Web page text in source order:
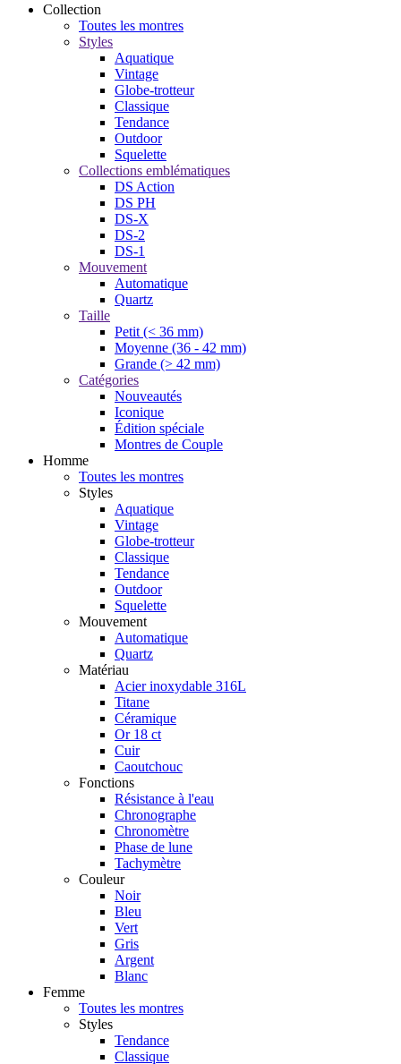
Collection
Toutes les montres
Styles
Aquatique
Vintage
Globe-trotteur
Classique
Tendance
Outdoor
Squelette
Collections emblématiques
DS Action
DS PH
DS-X
DS-2
DS-1
Mouvement
Automatique
Quartz
Taille
Petit (< 36 mm)
Moyenne (36 - 42 mm)
Grande (> 42 mm)
Catégories
Nouveautés
Iconique
Édition spéciale
Montres de Couple
Homme
Toutes les montres
Styles
Aquatique
Vintage
Globe-trotteur
Classique
Tendance
Outdoor
Squelette
Mouvement
Automatique
Quartz
Matériau
Acier inoxydable 316L
Titane
Céramique
Or 18 ct
Cuir
Caoutchouc
Fonctions
Résistance à l'eau
Chronographe
Chronomètre
Phase de lune
Tachymètre
Couleur
Noir
Bleu
Vert
Gris
Argent
Blanc
Femme
Toutes les montres
Styles
Tendance
Classique